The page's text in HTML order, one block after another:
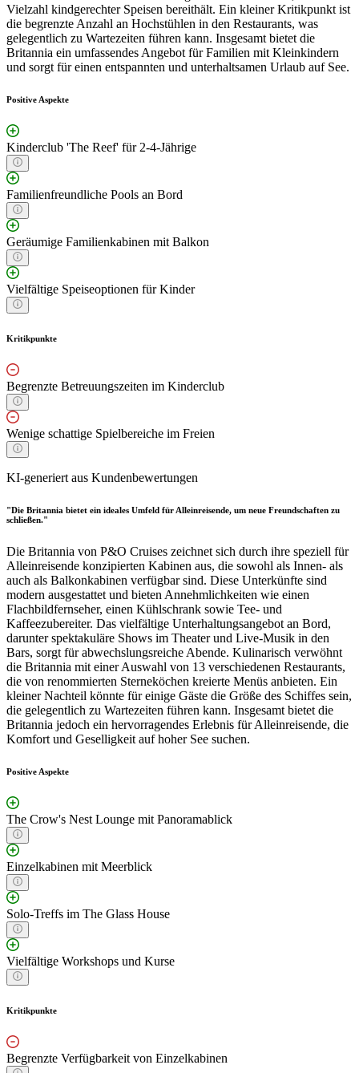
Vielzahl kindgerechter Speisen bereithält. Ein kleiner Kritikpunkt ist
die begrenzte Anzahl an Hochstühlen in den Restaurants, was
gelegentlich zu Wartezeiten führen kann. Insgesamt bietet die
Britannia ein umfassendes Angebot für Familien mit Kleinkindern
und sorgt für einen entspannten und unterhaltsamen Urlaub auf See.
Positive Aspekte
Kinderclub 'The Reef' für 2-4-Jährige
Familienfreundliche Pools an Bord
Geräumige Familienkabinen mit Balkon
Vielfältige Speiseoptionen für Kinder
Kritikpunkte
Begrenzte Betreuungszeiten im Kinderclub
Wenige schattige Spielbereiche im Freien
KI-generiert aus Kundenbewertungen
"Die Britannia bietet ein ideales Umfeld für Alleinreisende, um neue Freundschaften zu
schließen."
Die Britannia von P&O Cruises zeichnet sich durch ihre speziell für
Alleinreisende konzipierten Kabinen aus, die sowohl als Innen- als
auch als Balkonkabinen verfügbar sind. Diese Unterkünfte sind
modern ausgestattet und bieten Annehmlichkeiten wie einen
Flachbildfernseher, einen Kühlschrank sowie Tee- und
Kaffeezubereiter. Das vielfältige Unterhaltungsangebot an Bord,
darunter spektakuläre Shows im Theater und Live-Musik in den
Bars, sorgt für abwechslungsreiche Abende. Kulinarisch verwöhnt
die Britannia mit einer Auswahl von 13 verschiedenen Restaurants,
die von renommierten Sterneköchen kreierte Menüs anbieten. Ein
kleiner Nachteil könnte für einige Gäste die Größe des Schiffes sein,
die gelegentlich zu Wartezeiten führen kann. Insgesamt bietet die
Britannia jedoch ein hervorragendes Erlebnis für Alleinreisende, die
Komfort und Geselligkeit auf hoher See suchen.
Positive Aspekte
The Crow's Nest Lounge mit Panoramablick
Einzelkabinen mit Meerblick
Solo-Treffs im The Glass House
Vielfältige Workshops und Kurse
Kritikpunkte
Begrenzte Verfügbarkeit von Einzelkabinen